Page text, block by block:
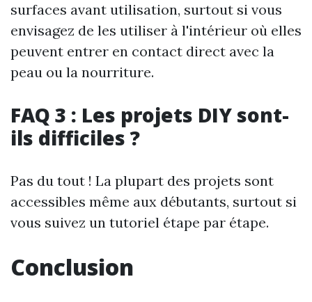
surfaces avant utilisation, surtout si vous
envisagez de les utiliser à l'intérieur où elles
peuvent entrer en contact direct avec la
peau ou la nourriture.
FAQ 3 : Les projets DIY sont-
ils difficiles ?
Pas du tout ! La plupart des projets sont
accessibles même aux débutants, surtout si
vous suivez un tutoriel étape par étape.
Conclusion